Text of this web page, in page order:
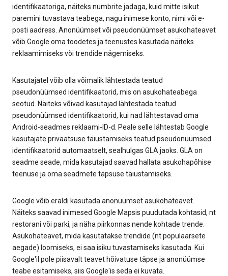
identifikaatoriga, näiteks numbrite jadaga, kuid mitte isikut
paremini tuvastava teabega, nagu inimese konto, nimi või e-
posti aadress. Anonüümset või pseudonüümset asukohateavet
võib Google oma toodetes ja teenustes kasutada näiteks
reklaamimiseks või trendide nägemiseks.
Kasutajatel võib olla võimalik lähtestada teatud
pseudonüümsed identifikaatorid, mis on asukohateabega
seotud. Näiteks võivad kasutajad lähtestada teatud
pseudonüümsed identifikaatorid, kui nad lähtestavad oma
Android-seadmes reklaami-ID-d. Peale selle lähtestab Google
kasutajate privaatsuse täiustamiseks teatud pseudonüümsed
identifikaatorid automaatselt, sealhulgas GLA jaoks. GLA on
seadme seade, mida kasutajad saavad hallata asukohapõhise
teenuse ja oma seadmete täpsuse täiustamiseks.
Google võib eraldi kasutada anonüümset asukohateavet.
Näiteks saavad inimesed Google Mapsis puudutada kohtasid, nt
restorani või parki, ja näha piirkonnas nende kohtade trende.
Asukohateavet, mida kasutatakse trendide (nt populaarsete
aegade) loomiseks, ei saa isiku tuvastamiseks kasutada. Kui
Google'il pole piisavalt teavet hõivatuse täpse ja anonüümse
teabe esitamiseks, siis Google'is seda ei kuvata.